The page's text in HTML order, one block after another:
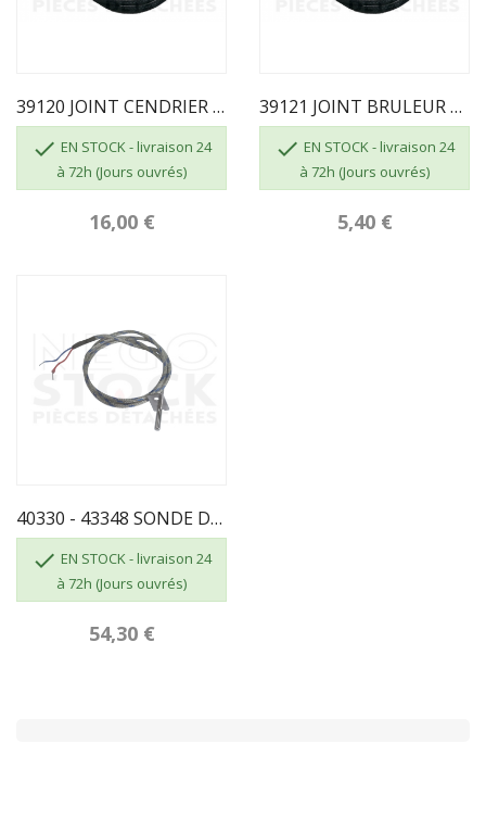
39120 JOINT CENDRIER D12 L 1m20
 EN STOCK - livraison 24
à 72h (Jours ouvrés)
16,00 €
39121 JOINT BRULEUR DIAM 6 L 50CM
 EN STOCK - livraison 24
à 72h (Jours ouvrés)
5,40 €
40330 - 43348 SONDE DE TEMPERATURE DES FUMÉES...
 EN STOCK - livraison 24
à 72h (Jours ouvrés)
54,30 €